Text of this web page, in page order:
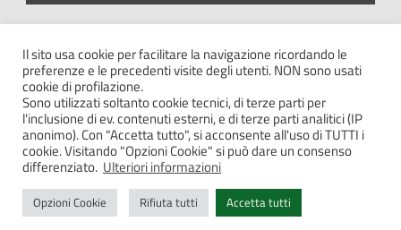
SEGUICI SU
Note legali – Privacy
Contatti
Il sito usa cookie per facilitare la navigazione ricordando le
preferenze e le precedenti visite degli utenti. NON sono usati
cookie di profilazione.
Sono utilizzati soltanto cookie tecnici, di terze parti per
l'inclusione di ev. contenuti esterni, e di terze parti analitici (IP
anonimo). Con "Accetta tutto", si acconsente all'uso di TUTTI i
cookie. Visitando "Opzioni Cookie" si può dare un consenso
differenziato. Ulteriori informazioni
Opzioni Cookie Rifiuta tutti Accetta tutti